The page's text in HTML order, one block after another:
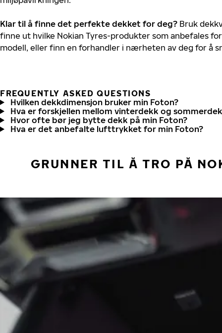
Klar til å finne det perfekte dekket for deg? Bruk
finne ut hvilke Nokian Tyres-produkter som anbefales
modell, eller finn en forhandler i nærheten av deg for å
FREQUENTLY ASKED QUESTIONS
Hvilken dekkdimensjon bruker min Foton?
Hva er forskjellen mellom vinterdekk og
Hvor ofte bør jeg bytte dekk på min Foton?
Hva er det anbefalte lufttrykket for min Foton?
GRUNNER TIL Å TRO PÅ